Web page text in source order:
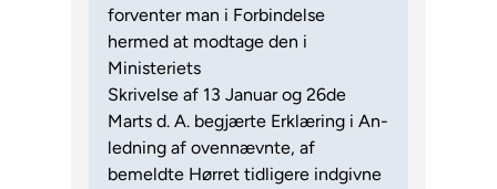
forventer man i Forbindelse
hermed at modtage den i
Ministeriets
Skrivelse af 13 Januar og 26de
Marts d. A. begjærte Erklæring i An-
ledning af ovennævnte, af
bemeldte Hørret tidligere indgivne